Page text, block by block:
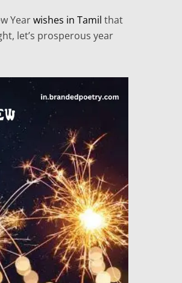
Yearwishes in Tamil that
let’s prosperous year